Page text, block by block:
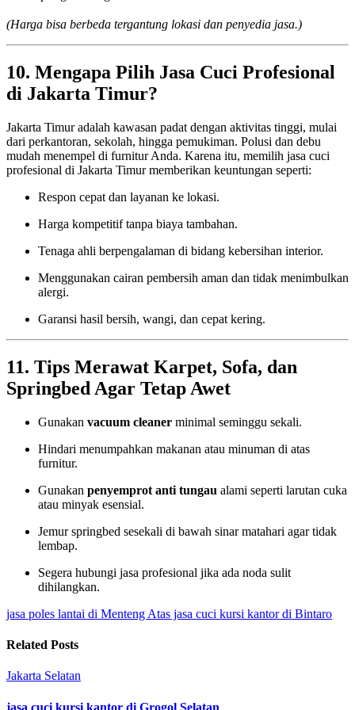
(Harga bisa berbeda tergantung lokasi dan penyedia jasa.)
10. Mengapa Pilih Jasa Cuci Profesional
di Jakarta Timur?
Jakarta Timur adalah kawasan padat dengan aktivitas tinggi, mulai
dari perkantoran, sekolah, hingga pemukiman. Polusi dan debu
mudah menempel di furnitur Anda. Karena itu, memilih jasa cuci
profesional di Jakarta Timur memberikan keuntungan seperti:
Respon cepat dan layanan ke lokasi.
Harga kompetitif tanpa biaya tambahan.
Tenaga ahli berpengalaman di bidang kebersihan interior.
Menggunakan cairan pembersih aman dan tidak menimbulkan
alergi.
Garansi hasil bersih, wangi, dan cepat kering.
11. Tips Merawat Karpet, Sofa, dan
Springbed Agar Tetap Awet
Gunakan vacuum cleaner minimal seminggu sekali.
Hindari menumpahkan makanan atau minuman di atas
furnitur.
Gunakan penyemprot anti tungau alami seperti larutan cuka
atau minyak esensial.
Jemur springbed sesekali di bawah sinar matahari agar tidak
lembap.
Segera hubungi jasa profesional jika ada noda sulit
dihilangkan.
jasa poles lantai di Menteng Atas jasa cuci kursi kantor di Bintaro
Related Posts
Jakarta Selatan
jasa cuci kursi kantor di Grogol Selatan